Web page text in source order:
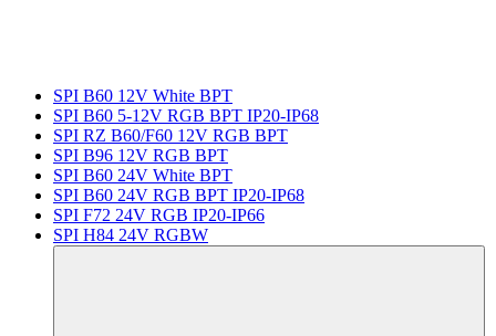
SPI B60 12V White BPT
SPI B60 5-12V RGB BPT IP20-IP68
SPI RZ B60/F60 12V RGB BPT
SPI B96 12V RGB BPT
SPI B60 24V White BPT
SPI B60 24V RGB BPT IP20-IP68
SPI F72 24V RGB IP20-IP66
SPI H84 24V RGBW